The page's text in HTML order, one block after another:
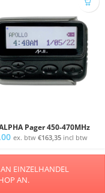
Pager 450-470MHz
ex. btw €163,35 incl btw
EINZELHANDEL
AN.